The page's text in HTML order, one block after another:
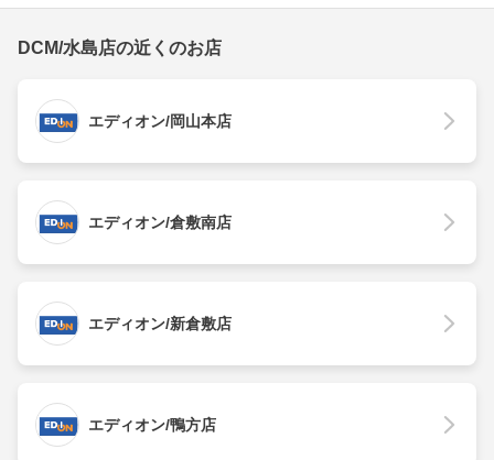
DCM/水島店の近くのお店
エディオン/岡山本店
エディオン/倉敷南店
エディオン/新倉敷店
エディオン/鴨方店